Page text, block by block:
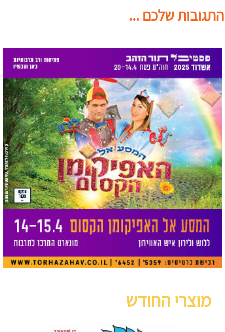
התגובות שלכם ...
מוצרי החודש